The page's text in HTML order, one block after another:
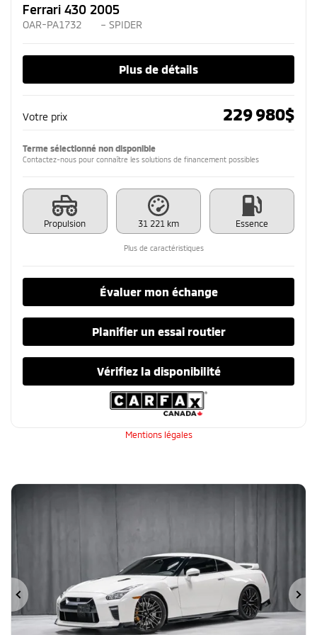
Ferrari 430 2005
OAR-PA1732 – SPIDER
Plus de détails
Votre prix 229 980$
Terme sélectionné non disponible
Contactez-nous pour connaître les solutions de financement possibles
Propulsion 31 221 km Essence
Plus de caractéristiques
Évaluer mon échange
Planifier un essai routier
Vérifiez la disponibilité
Mentions légales
Précédent